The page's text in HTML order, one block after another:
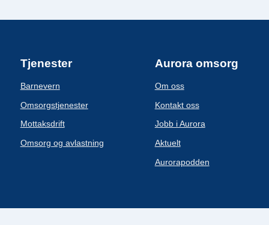
Tjenester
Barnevern
Omsorgstjenester
Mottaksdrift
Omsorg og avlastning
Aurora omsorg
Om oss
Kontakt oss
Jobb i Aurora
Aktuelt
Aurorapodden